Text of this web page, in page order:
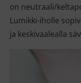
on neutraali/
Lumikki-iholle
ja keskivaalealla